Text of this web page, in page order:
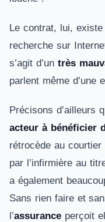
Le contrat, lui,
recherche sur
s’agit d’un très
parlent même d’une
Précisons d’ailleurs
acteur à bénéficier
rétrocède au courtier
par l’infirmière au
a également
Sans rien faire et
l’assurance perçoit